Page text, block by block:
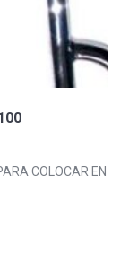
COLOCAR EN